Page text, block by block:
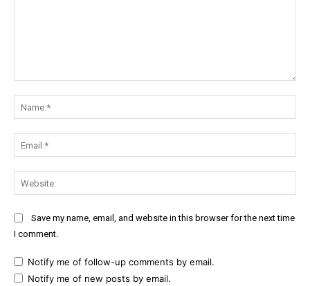
Save my name, email, and website in this browser for the next time
I comment.
Notify me of follow-up comments by email.
Notify me of new posts by email.